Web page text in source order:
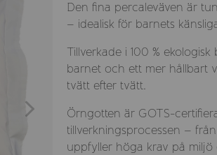
Den fina percaleväven är
– idealisk för barnets
Tillverkade i 100 %
barnet och ett mer hållbart
tvätt efter tvätt.
Örngotten är GOTS-
tillverkningsprocessen –
uppfyller höga krav på miljö